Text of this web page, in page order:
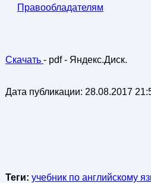
Правообладателям
Скачать - pdf - Яндекс.Диск.
Дата публикации: 28.08.2017
Теги: учебник по английскому